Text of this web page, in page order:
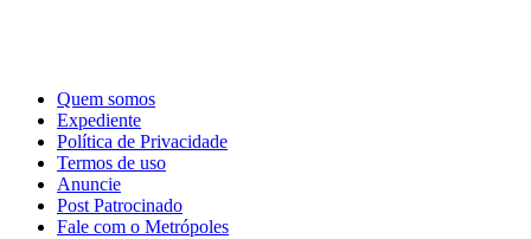
Quem somos
Expediente
Política de Privacidade
Termos de uso
Anuncie
Post Patrocinado
Fale com o Metrópoles